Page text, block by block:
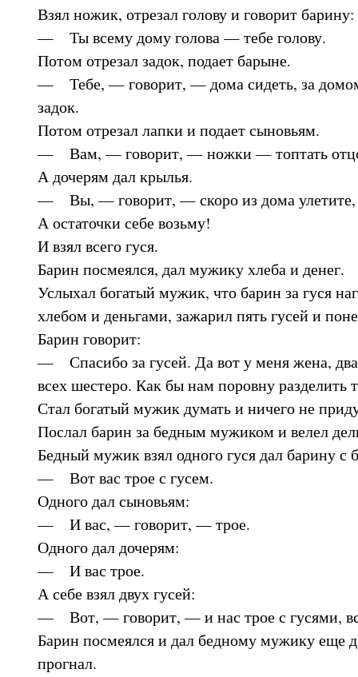
Взял ножик, отрезал голову и говорит барину:
— Ты всему дому голова — тебе голову.
Потом отрезал задок, подает барыне.
— Тебе, — говорит, — дома сидеть, за
задок.
Потом отрезал лапки и подает сыновьям.
— Вам, — говорит, — ножки — топтать
А дочерям дал крылья.
— Вы, — говорит, — скоро из дома улетите,
А остаточки себе возьму!
И взял всего гуся.
Барин посмеялся, дал мужику хлеба и денег.
Услыхал богатый мужик, что барин за гуся
хлебом и деньгами, зажарил пять гусей и
Барин говорит:
— Спасибо за гусей. Да вот у меня жена,
всех шестеро. Как бы нам поровну разделить
Стал богатый мужик думать и ничего не
Послал барин за бедным мужиком и велел
Бедный мужик взял одного гуся дал барину с
— Вот вас трое с гусем.
Одного дал сыновьям:
— И вас, — говорит, — трое.
Одного дал дочерям:
— И вас трое.
А себе взял двух гусей:
— Вот, — говорит, — и нас трое с гусями,
Барин посмеялся и дал бедному мужику еще
прогнал.